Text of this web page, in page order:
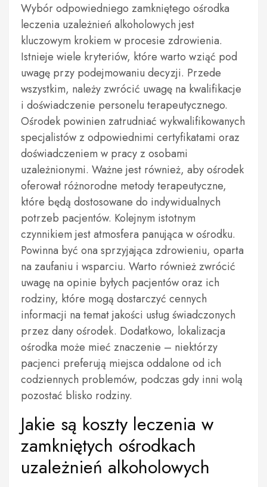
Wybór odpowiedniego zamkniętego ośrodka
leczenia uzależnień alkoholowych jest
kluczowym krokiem w procesie zdrowienia.
Istnieje wiele kryteriów, które warto wziąć pod
uwagę przy podejmowaniu decyzji. Przede
wszystkim, należy zwrócić uwagę na kwalifikacje
i doświadczenie personelu terapeutycznego.
Ośrodek powinien zatrudniać wykwalifikowanych
specjalistów z odpowiednimi certyfikatami oraz
doświadczeniem w pracy z osobami
uzależnionymi. Ważne jest również, aby ośrodek
oferował różnorodne metody terapeutyczne,
które będą dostosowane do indywidualnych
potrzeb pacjentów. Kolejnym istotnym
czynnikiem jest atmosfera panująca w ośrodku.
Powinna być ona sprzyjająca zdrowieniu, oparta
na zaufaniu i wsparciu. Warto również zwrócić
uwagę na opinie byłych pacjentów oraz ich
rodziny, które mogą dostarczyć cennych
informacji na temat jakości usług świadczonych
przez dany ośrodek. Dodatkowo, lokalizacja
ośrodka może mieć znaczenie – niektórzy
pacjenci preferują miejsca oddalone od ich
codziennych problemów, podczas gdy inni wolą
pozostać blisko rodziny.
Jakie są koszty leczenia w
zamkniętych ośrodkach
uzależnień alkoholowych